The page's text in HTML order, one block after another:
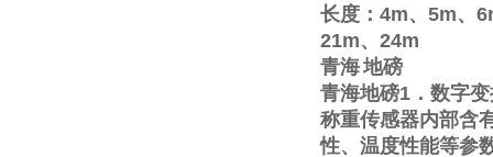
长度： 4m、 5m、
21m、 24m
青海地磅
青海地磅1 ．数字
称重传感器内部含
性、温度性能等参